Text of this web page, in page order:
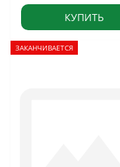
КУПИТЬ
ЗАКАНЧИВАЕТСЯ